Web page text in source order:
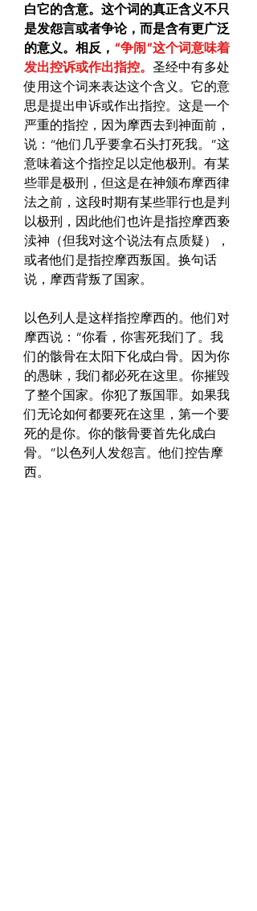
白它的含意。这个词的真正含义不只
是发怨言或者争论，而是含有更广泛
的意义。 相反， “争闹”这个词意味着
发出控诉或作出指控。 圣经中有多处
使用这个词来表达这个含义。它的意
思是提出申诉或作出指控。这是一个
严重的指控，因为摩西去到神面前，
说：“他们几乎要拿石头打死我。”这
意味着这个指控足以定他极刑。有某
些罪是极刑，但这是在神颁布摩西律
法之前，这段时期有某些罪行也是判
以极刑，因此他们也许是指控摩西亵
渎神（但我对这个说法有点质疑），
或者他们是指控摩西叛国。换句话
说，摩西背叛了国家。
以色列人是这样指控摩西的。他们对
摩西说：“你看，你害死我们了。我
们的骸骨在太阳下化成白骨。因为你
的愚昧，我们都必死在这里。你摧毁
了整个国家。你犯了叛国罪。如果我
们无论如何都要死在这里，第一个要
死的是你。你的骸骨要首先化成白
骨。”以色列人发怨言。他们控告摩
西。